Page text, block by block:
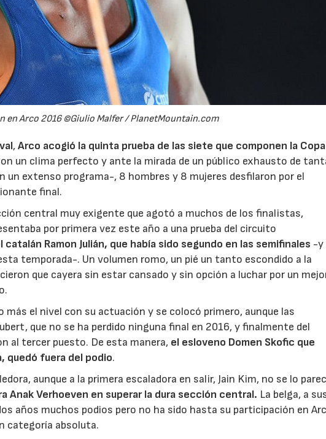
en Arco 2016 ©Giulio Malfer / PlanetMountain.com
,Arco acogió la quinta prueba de las siete que componen la Copa
un clima perfecto y ante la mirada de un público exhausto de
extenso programa-, 8 hombres y 8 mujeres desfilaron por el
final.
central muy exigente que agotó a muchos de los finalistas,
por primera vez este año a una prueba del circuito
Ramon Julián, que había sido segundo en las semifinales -y
temporada-. Un volumen romo, un pié un tanto escondido a la
que cayera sin estar cansado y sin opción a luchar por un
más el nivel con su actuación y se colocó primero, aunque las
que no se ha perdido ninguna final en 2016, y finalmente del
al tercer puesto. De esta manera, el esloveno Domen Skofic que
quedó fuera del podio.
aunque a la primera escaladora en salir, Jain Kim, no se lo
Anak Verhoeven en superar la dura sección central. La belga, a
años muchos podios pero no ha sido hasta su participación en
categoría absoluta.